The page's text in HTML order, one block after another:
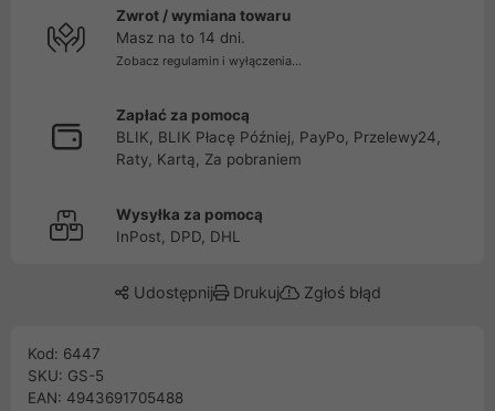
Zwrot / wymiana towaru
Masz na to 14 dni.
Zobacz regulamin i wyłączenia...
Zapłać za pomocą
BLIK, BLIK Płacę Później, PayPo, Przelewy24,
Raty, Kartą, Za pobraniem
Wysyłka za pomocą
InPost, DPD, DHL
Udostępnij Drukuj Zgłoś błąd
Kod: 6447
SKU: GS-5
EAN: 4943691705488